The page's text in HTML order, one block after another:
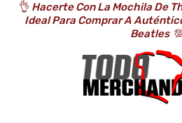
👌 Hacerte Con La Mochila De
Ideal Para Comprar A
Beatles